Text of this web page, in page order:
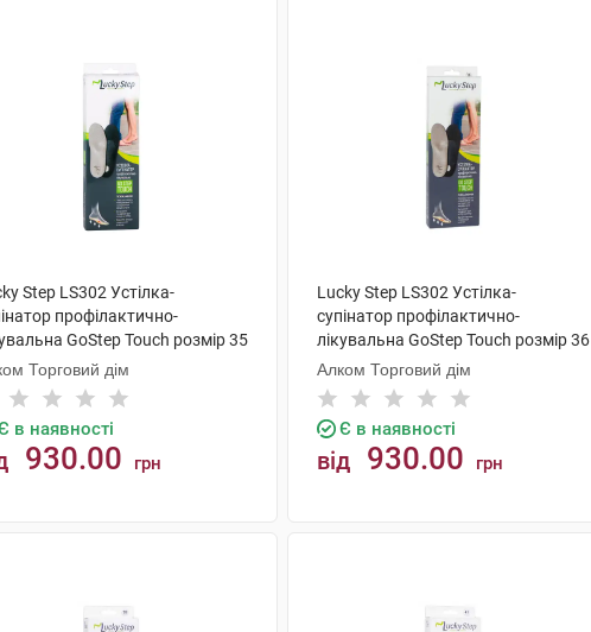
Step LS302 Устілка-
профілактично-
GoStep Touch розмір 35
Торговий дім
в наявності
930.00 грн
Lucky Step LS302 Устілка-
супінатор профілактично-
лікувальна GoStep Touch розмір 36
1 пара
Алком Торговий дім
Є в наявності
від 930.00 грн